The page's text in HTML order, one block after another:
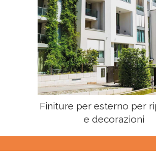
Finiture per esterno per
e decorazioni